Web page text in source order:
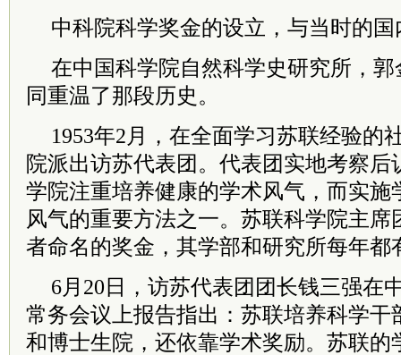
中科院科学奖金的设立，与当时的
在中国科学院自然科学史研究所，
同重温了那段历史。
1953年2月，在全面学习苏联经验的
院派出访苏代表团。代表团实地考察后
学院注重培养健康的学术风气，而实施
风气的重要方法之一。苏联科学院主席
者命名的奖金，其学部和研究所每年都
6月20日，访苏代表团团长钱三强在
常务会议上报告指出：苏联培养科学干
和博士生院，还依靠学术奖励。苏联的